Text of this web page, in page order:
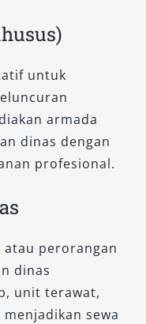
Pekalongan
bahwa setiap
atau SUV
dan bisnis—
tepat.
harga sewa
dengan
dan
kondisi
untuk
armada
dinas dengan
profesional.
perorangan
dinas
unit terawat,
sewa